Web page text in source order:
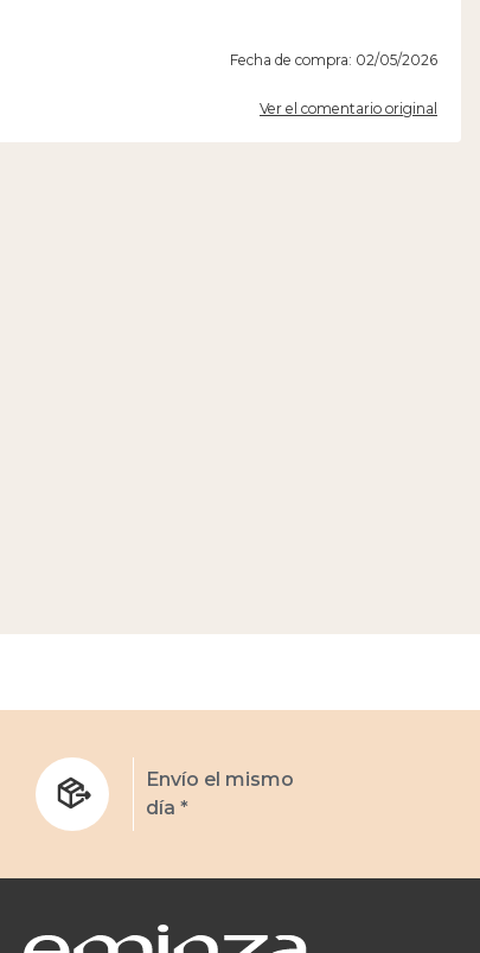
Fecha de compra: 02/05/2026
Ver el comentario original
Envío el mismo
día *